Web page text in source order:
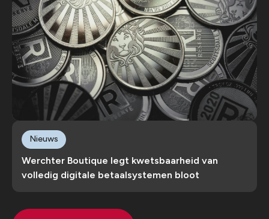
Werchter Boutique legt kwetsbaarheid van
volledig digitale betaalsystemen bloot
Nieuws